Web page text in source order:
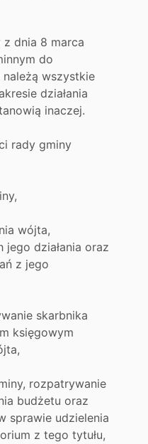
dnia 8 marca
do
należą wszystkie
działania
inaczej.
rady gminy
wójta,
jego działania oraz
z jego
skarbnika
księgowym
rozpatrywanie
budżetu oraz
sprawie udzielenia
z tego tytułu,